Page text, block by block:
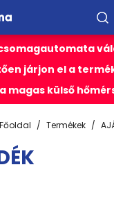
járjon el a
magas külső
Főoldal Termékek